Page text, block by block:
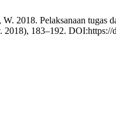
2018. Pelaksanaan tugas
2018), 183–192.